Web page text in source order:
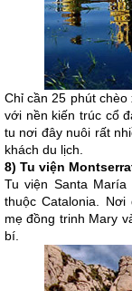
Chỉ cần 25 phút
với nền kiến trúc cổ
tu nơi đây nuôi rất
khách du lịch.
8) Tu viện
Tu viện Santa
thuộc Catalonia.
mẹ đồng trinh Mary
bí.